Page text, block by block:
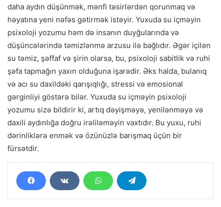
daha aydın düşünmək, mənfi təsirlərdən qorunmaq və
həyatına yeni nəfəs gətirmək istəyir. Yuxuda su içməyin
psixoloji yozumu həm də insanın duyğularında və
düşüncələrində təmizlənmə arzusu ilə bağlıdır. Əgər içilən
su təmiz, şəffaf və şirin olarsa, bu, psixoloji sabitlik və ruhi
şəfa tapmağın yaxın olduğuna işarədir. Əks halda, bulanıq
və acı su daxildəki qarışıqlığı, stressi və emosional
gərginliyi göstərə bilər. Yuxuda su içməyin psixoloji
yozumu sizə bildirir ki, artıq dəyişməyə, yenilənməyə və
daxili aydınlığa doğru irəliləməyin vaxtıdır. Bu yuxu, ruhi
dərinliklərə enmək və özünüzlə barışmaq üçün bir
fürsətdir.